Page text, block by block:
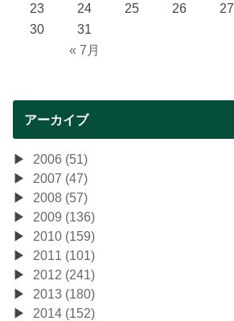
« 7月
23
24 25 26 27
30
31
アーカイブ
2006 (51)
2007 (47)
2008 (57)
2009 (136)
2010 (159)
2011 (101)
2012 (241)
2013 (180)
2014 (152)